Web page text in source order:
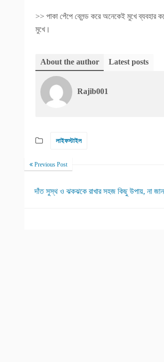
>> পাকা পেঁপে ব্লেন্ড করে অনেকেই মুখে ব্যবহার
মুখে।
About the author Latest posts
Rajib001
লাইফস্টাইল
Previous Post
দাঁত সুস্থ ও ঝকঝকে রাখার সহজ কিছু উপায়, না